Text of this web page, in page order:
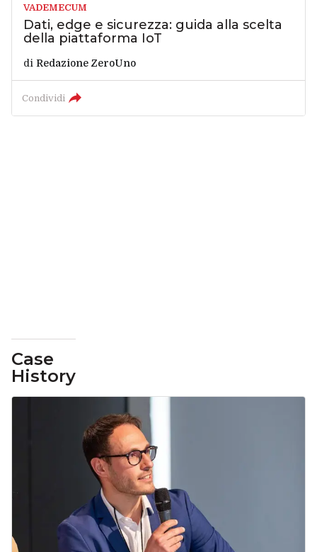
VADEMECUM
Dati, edge e sicurezza: guida alla scelta
della piattaforma IoT
di Redazione ZeroUno
Condividi
Case
History